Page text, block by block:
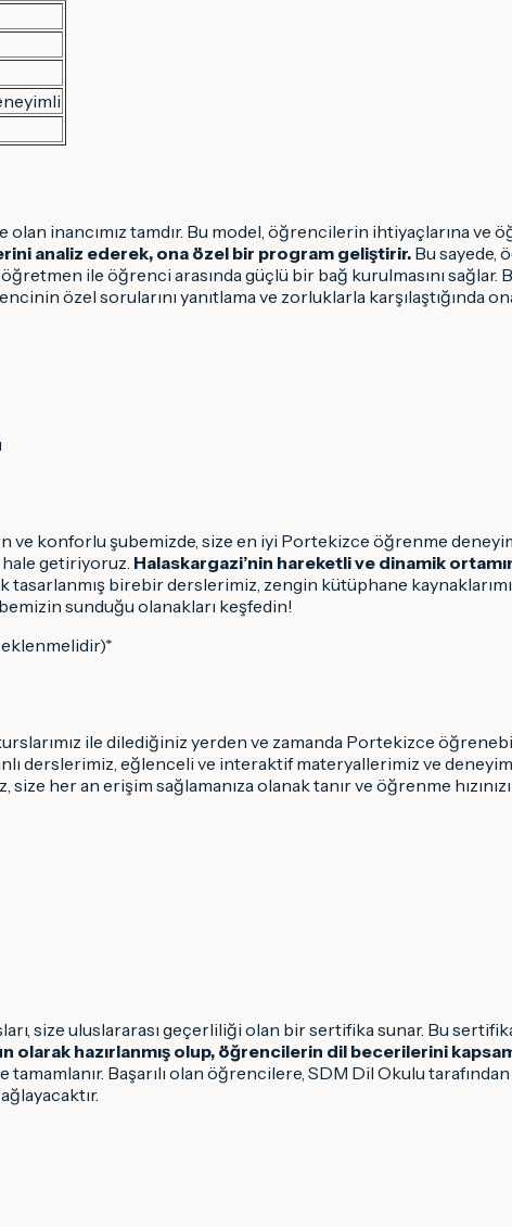
inancımız tamdır. Bu model, öğrencilerin ihtiyaçlarına
analiz ederek, ona özel bir program geliştirir. Bu sayede,
ile öğrenci arasında güçlü bir bağ kurulmasını
özel sorularını yanıtlama ve zorluklarla karşılaştığında
ve konforlu şubemizde, size en iyi Portekizce öğrenme
getiriyoruz. Halaskargazi’nin hareketli ve dinamik
tasarlanmış birebir derslerimiz, zengin kütüphane
sunduğu olanakları keşfedin!
ile dilediğiniz yerden ve zamanda Portekizce
derslerimiz, eğlenceli ve interaktif materyallerimiz ve
her an erişim sağlamanıza olanak tanır ve öğrenme
size uluslararası geçerliliği olan bir sertifika sunar. Bu
olarak hazırlanmış olup, öğrencilerin dil becerilerini
Başarılı olan öğrencilere, SDM Dil Okulu